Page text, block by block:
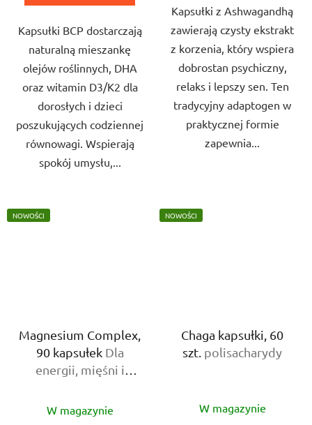
Kapsułki BCP dostarczają
naturalną mieszankę
olejów roślinnych, DHA
oraz witamin D3/K2 dla
dorosłych i dzieci
poszukujących codziennej
równowagi. Wspierają
spokój umysłu,...
gwiazdek.
Kapsułki z Ashwagandhą
zawierają czysty ekstrakt
z korzenia, który wspiera
dobrostan psychiczny,
relaks i lepszy sen. Ten
tradycyjny adaptogen w
praktycznej formie
zapewnia...
NOWOŚCI
Magnesium Complex,
90 kapsułek Dla
energii, mięśni i
ocena
W magazynie
NOWOŚCI
Chaga kapsułki, 60
szt. polisacharydy
ocena
W magazynie